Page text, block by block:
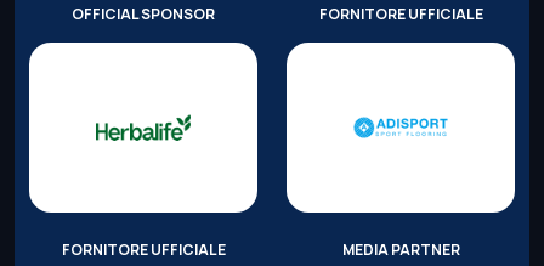
OFFICIAL SPONSOR FORNITORE UFFICIALE
FORNITORE UFFICIALE MEDIA PARTNER